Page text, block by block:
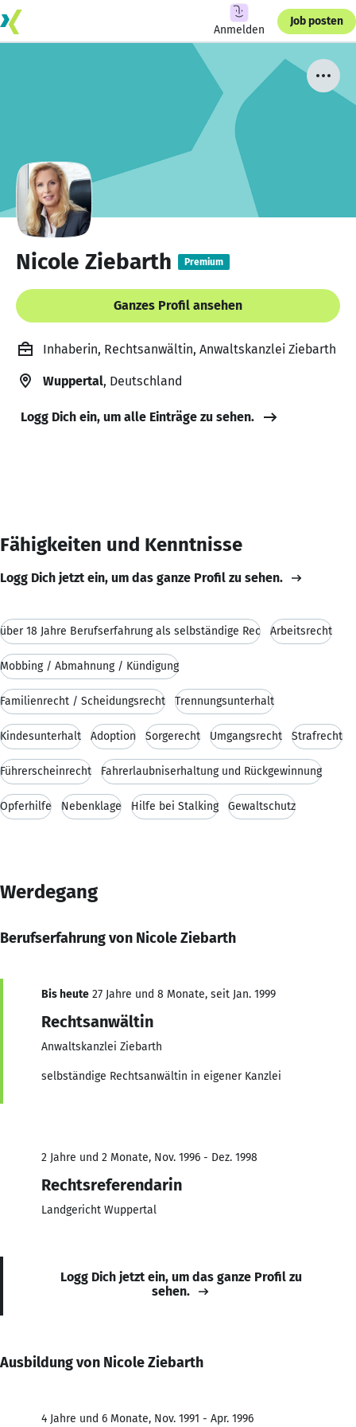
Anmelden
Job posten
Nicole Ziebarth Premium
Ganzes Profil ansehen
Inhaberin, Rechtsanwältin, Anwaltskanzlei Ziebarth
Wuppertal, Deutschland
Logg Dich ein, um alle Einträge zu sehen.
Fähigkeiten und Kenntnisse
Logg Dich jetzt ein, um das ganze Profil zu sehen.
über 18 Jahre Berufserfahrung als selbständige Rec Arbeitsrecht
Mobbing / Abmahnung / Kündigung
Familienrecht / Scheidungsrecht Trennungsunterhalt
Kindesunterhalt Adoption Sorgerecht Umgangsrecht Strafrecht
Führerscheinrecht Fahrerlaubniserhaltung und Rückgewinnung
Opferhilfe Nebenklage Hilfe bei Stalking Gewaltschutz
Werdegang
Berufserfahrung von Nicole Ziebarth
Bis heute 27 Jahre und 8 Monate, seit Jan. 1999
Rechtsanwältin
Anwaltskanzlei Ziebarth
selbständige Rechtsanwältin in eigener Kanzlei
2 Jahre und 2 Monate, Nov. 1996 - Dez. 1998
Rechtsreferendarin
Landgericht Wuppertal
Logg Dich jetzt ein, um das ganze Profil zu
sehen.
Ausbildung von Nicole Ziebarth
4 Jahre und 6 Monate, Nov. 1991 - Apr. 1996